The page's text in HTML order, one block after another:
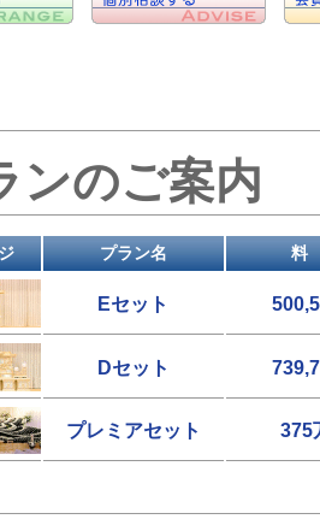
ンのご案内
プラン名 料
Eセット
Dセット
プレミアセット 375